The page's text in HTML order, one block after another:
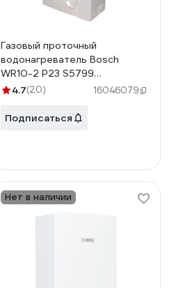
Газовый проточный
водонагреватель Bosch
WR10-2 P23 S5799
7736501463
4.7(20) 16046079
Подписаться
Нет в наличии